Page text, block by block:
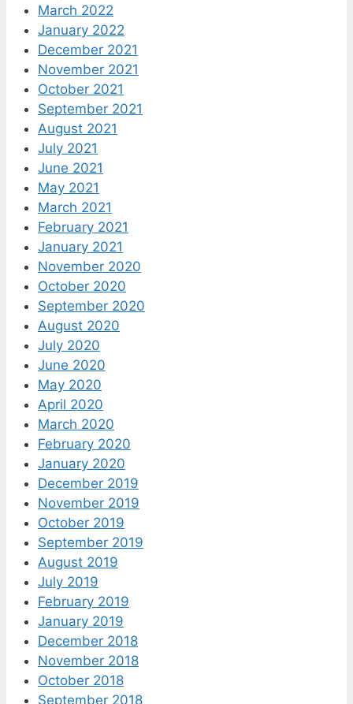
March 2022
January 2022
December 2021
November 2021
October 2021
September 2021
August 2021
July 2021
June 2021
May 2021
March 2021
February 2021
January 2021
November 2020
October 2020
September 2020
August 2020
July 2020
June 2020
May 2020
April 2020
March 2020
February 2020
January 2020
December 2019
November 2019
October 2019
September 2019
August 2019
July 2019
February 2019
January 2019
December 2018
November 2018
October 2018
September 2018